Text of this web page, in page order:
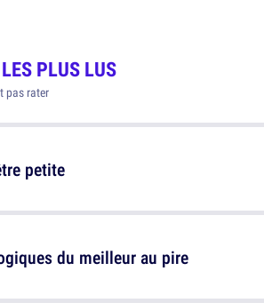
LES PLUS LUS
pas rater
petite
du meilleur au pire